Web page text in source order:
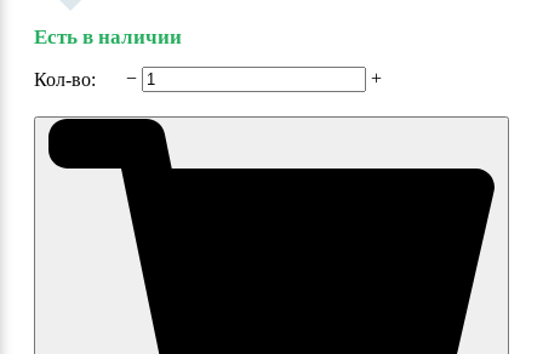
Есть в наличии
Кол-во: − +